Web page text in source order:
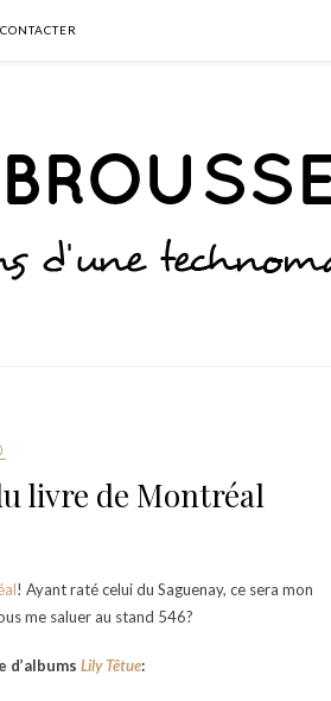
livre de Montréal
! Ayant raté celui du Saguenay, ce sera mon
me saluer au stand 546?
d’albums Lily Têtue: